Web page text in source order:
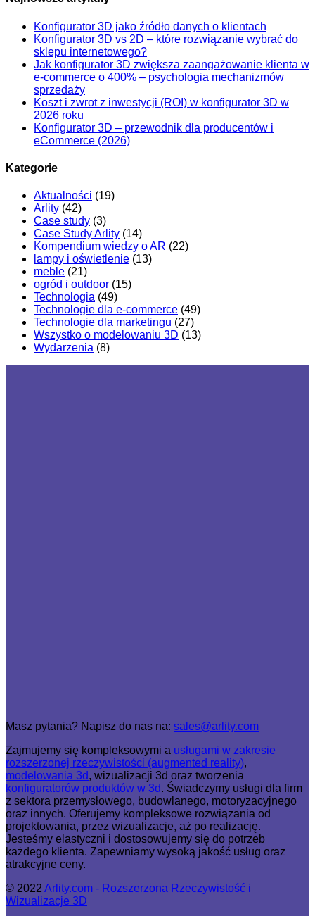
Konfigurator 3D jako źródło danych o klientach
Konfigurator 3D vs 2D – które rozwiązanie wybrać do
sklepu internetowego?
Jak konfigurator 3D zwiększa zaangażowanie klienta w
e-commerce o 400% – psychologia mechanizmów
sprzedaży
Koszt i zwrot z inwestycji (ROI) w konfigurator 3D w
2026 roku
Konfigurator 3D – przewodnik dla producentów i
eCommerce (2026)
Kategorie
Aktualności (19)
Arlity (42)
Case study (3)
Case Study Arlity (14)
Kompendium wiedzy o AR (22)
lampy i oświetlenie (13)
meble (21)
ogród i outdoor (15)
Technologia (49)
Technologie dla e-commerce (49)
Technologie dla marketingu (27)
Wszystko o modelowaniu 3D (13)
Wydarzenia (8)
Masz pytania? Napisz do nas na: sales@arlity.com
Zajmujemy się kompleksowymi a usługami w zakresie
rozszerzonej rzeczywistości (augmented reality),
modelowania 3d, wizualizacji 3d oraz tworzenia
konfiguratorów produktów w 3d. Świadczymy usługi dla firm
z sektora przemysłowego, budowlanego, motoryzacyjnego
oraz innych. Oferujemy kompleksowe rozwiązania od
projektowania, przez wizualizacje, aż po realizację.
Jesteśmy elastyczni i dostosowujemy się do potrzeb
każdego klienta. Zapewniamy wysoką jakość usług oraz
atrakcyjne ceny.
© 2022 Arlity.com - Rozszerzona Rzeczywistość i
Wizualizacje 3D